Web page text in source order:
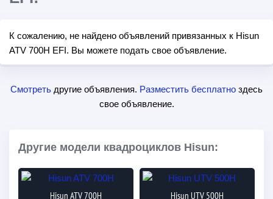
К сожалению, не найдено объявлений привязанных к Hisun
ATV 700H EFI. Вы можете подать свое объявление.
Смотреть другие объявления. Разместить бесплатно здесь
свое объявление.
Другие модели квадроциклов Hisun:
Hisun ATV 700H Hisun UTV 500H